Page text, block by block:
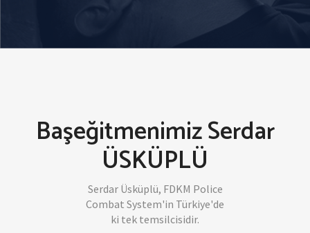
Başeğitmenimiz Serdar
ÜSKÜPLÜ
Serdar Üsküplü, FDKM Police
Combat System'in Türkiye'de
ki tek temsilcisidir.